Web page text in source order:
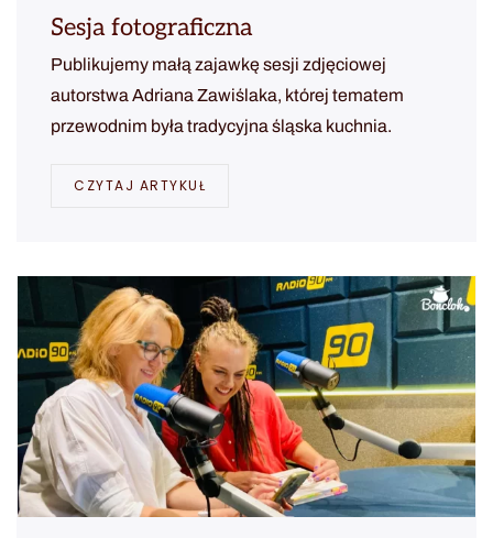
Sesja fotograficzna
Publikujemy małą zajawkę sesji zdjęciowej
autorstwa Adriana Zawiślaka, której tematem
przewodnim była tradycyjna śląska kuchnia.
CZYTAJ ARTYKUŁ